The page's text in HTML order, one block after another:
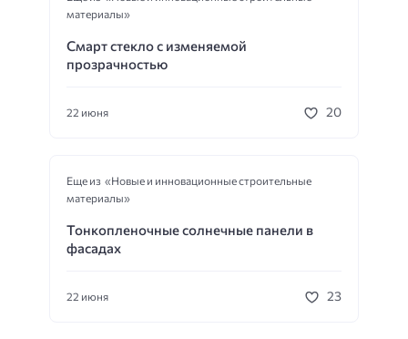
материалы»
Смарт стекло с изменяемой
прозрачностью
22 июня 20
Еще из «Новые и инновационные строительные
материалы»
Тонкопленочные солнечные панели в
фасадах
22 июня 23